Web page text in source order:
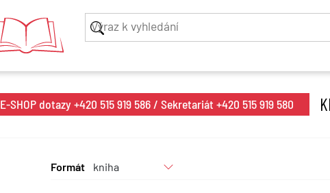
SHOP dotazy +420 515 919 586 / Sekretariát +420 515 919 580
Formát